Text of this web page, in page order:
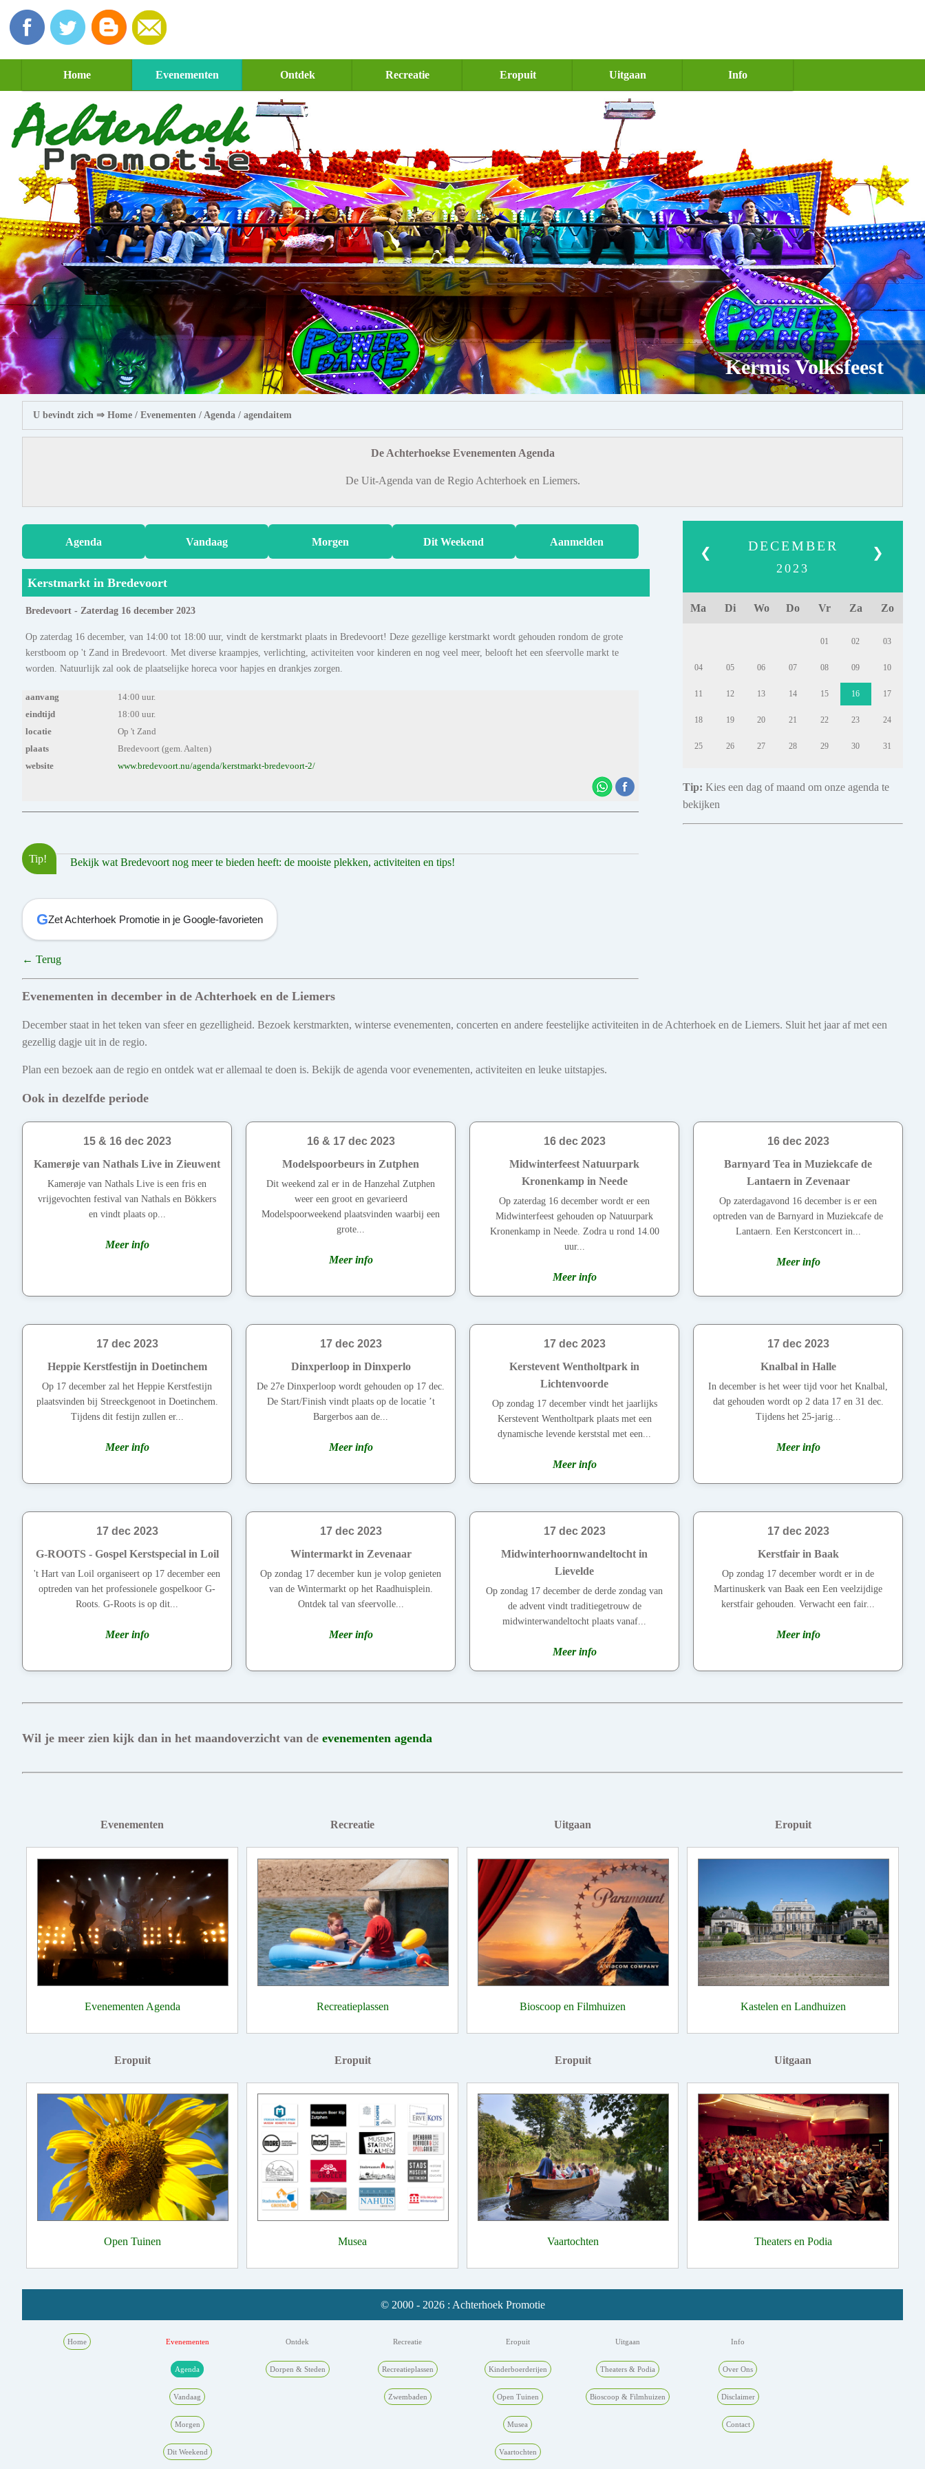
Home Evenementen Ontdek Recreatie Eropuit Uitgaan Info
Kermis Volksfeest
U bevindt zich ⇒ Home / Evenementen / Agenda / agendaitem
De Achterhoekse Evenementen Agenda
De Uit-Agenda van de Regio Achterhoek en Liemers.
Agenda Vandaag Morgen Dit Weekend Aanmelden
Kerstmarkt in Bredevoort
Bredevoort - Zaterdag 16 december 2023
Op zaterdag 16 december, van 14:00 tot 18:00 uur, vindt de kerstmarkt plaats in Bredevoort! Deze gezellige kerstmarkt wordt gehouden rondom de grote
kerstboom op 't Zand in Bredevoort. Met diverse kraampjes, verlichting, activiteiten voor kinderen en nog veel meer, belooft het een sfeervolle markt te
worden. Natuurlijk zal ook de plaatselijke horeca voor hapjes en drankjes zorgen.
aanvang
14:00 uur.
eindtijd
18:00 uur.
locatie
Op 't Zand
plaats
Bredevoort (gem. Aalten)
website
www.bredevoort.nu/agenda/kerstmarkt-bredevoort-2/
Tip! Bekijk wat Bredevoort nog meer te bieden heeft: de mooiste plekken, activiteiten en tips!
GZet Achterhoek Promotie in je Google-favorieten
← Terug
❮ ❯
DECEMBER
2023
Ma Di Wo Do Vr Za Zo
01 02 03
04 05 06 07 08 09 10
11 12 13 14 15 16 17
18 19 20 21 22 23 24
25 26 27 28 29 30 31
Tip: Kies een dag of maand om onze agenda te
bekijken
Evenementen in december in de Achterhoek en de Liemers
December staat in het teken van sfeer en gezelligheid. Bezoek kerstmarkten, winterse evenementen, concerten en andere feestelijke activiteiten in de Achterhoek en de Liemers. Sluit het jaar af met een
gezellig dagje uit in de regio.
Plan een bezoek aan de regio en ontdek wat er allemaal te doen is. Bekijk de agenda voor evenementen, activiteiten en leuke uitstapjes.
Ook in dezelfde periode
15 & 16 dec 2023
Kamerøje van Nathals Live in Zieuwent
Kamerøje van Nathals Live is een fris en
vrijgevochten festival van Nathals en Bökkers
en vindt plaats op...
Meer info
16 & 17 dec 2023
Modelspoorbeurs in Zutphen
Dit weekend zal er in de Hanzehal Zutphen
weer een groot en gevarieerd
Modelspoorweekend plaatsvinden waarbij een
grote...
Meer info
16 dec 2023
Midwinterfeest Natuurpark
Kronenkamp in Neede
Op zaterdag 16 december wordt er een
Midwinterfeest gehouden op Natuurpark
Kronenkamp in Neede. Zodra u rond 14.00
uur...
Meer info
16 dec 2023
Barnyard Tea in Muziekcafe de
Lantaern in Zevenaar
Op zaterdagavond 16 december is er een
optreden van de Barnyard in Muziekcafe de
Lantaern. Een Kerstconcert in...
Meer info
17 dec 2023
Heppie Kerstfestijn in Doetinchem
Op 17 december zal het Heppie Kerstfestijn
plaatsvinden bij Streeckgenoot in Doetinchem.
Tijdens dit festijn zullen er...
Meer info
17 dec 2023
Dinxperloop in Dinxperlo
De 27e Dinxperloop wordt gehouden op 17 dec.
De Start/Finish vindt plaats op de locatie ’t
Bargerbos aan de...
Meer info
17 dec 2023
Kerstevent Wentholtpark in
Lichtenvoorde
Op zondag 17 december vindt het jaarlijks
Kerstevent Wentholtpark plaats met een
dynamische levende kerststal met een...
Meer info
17 dec 2023
Knalbal in Halle
In december is het weer tijd voor het Knalbal,
dat gehouden wordt op 2 data 17 en 31 dec.
Tijdens het 25-jarig...
Meer info
17 dec 2023
G-ROOTS - Gospel Kerstspecial in Loil
't Hart van Loil organiseert op 17 december een
optreden van het professionele gospelkoor G-
Roots. G-Roots is op dit...
Meer info
17 dec 2023
Wintermarkt in Zevenaar
Op zondag 17 december kun je volop genieten
van de Wintermarkt op het Raadhuisplein.
Ontdek tal van sfeervolle...
Meer info
17 dec 2023
Midwinterhoornwandeltocht in
Lievelde
Op zondag 17 december de derde zondag van
de advent vindt traditiegetrouw de
midwinterwandeltocht plaats vanaf...
Meer info
17 dec 2023
Kerstfair in Baak
Op zondag 17 december wordt er in de
Martinuskerk van Baak een Een veelzijdige
kerstfair gehouden. Verwacht een fair...
Meer info
Wil je meer zien kijk dan in het maandoverzicht van de evenementen agenda
Evenementen
Evenementen Agenda
Recreatie
Recreatieplassen
Uitgaan
Bioscoop en Filmhuizen
Eropuit
Kastelen en Landhuizen
Eropuit
Open Tuinen
Eropuit
Musea
Eropuit
Vaartochten
Uitgaan
Theaters en Podia
© 2000 - 2026 : Achterhoek Promotie
Home Evenementen
Agenda
Vandaag
Morgen
Dit Weekend
Ontdek
Dorpen & Steden
Recreatie
Recreatieplassen
Zwembaden
Eropuit
Kinderboerderijen
Open Tuinen
Musea
Vaartochten
Uitgaan
Theaters & Podia
Bioscoop & Filmhuizen
Info
Over Ons
Disclaimer
Contact